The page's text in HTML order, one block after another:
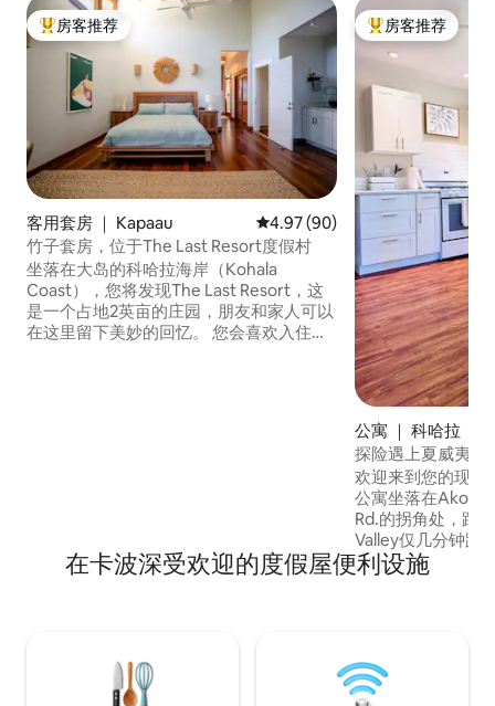
热门「房客推荐」
房客推荐
客用套房 ｜ Kapaau 平均评分 4.97 分（满分 5 分）
4.97 (90)
竹子套房，位于The Last Resort度假村
坐落在大岛的科哈拉海岸（Kohala
Coast），您将发现The Last Resort，这
是一个占地2英亩的庄园，朋友和家人可以
在这里留下美妙的回忆。 您会喜欢入住这
热门「房客推荐」
房客推荐
公寓 ｜ 科哈拉
探险遇上夏威夷
欢迎来到您的现代
公寓坐落在Akoni
Rd.的拐角处，距
Valley仅几分钟路程。 艺术小
Town有很棒的咖
Kapaau有一家新
宽敞的客厅/电视
在卡波深受欢迎的度假屋便利设施